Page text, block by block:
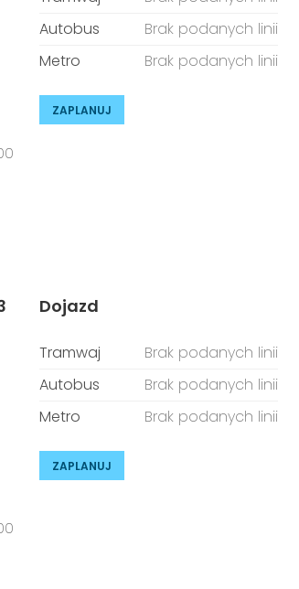
Autobus
Brak podanych linii
Metro
Brak podanych linii
ZAPLANUJ
Dojazd
Tramwaj
Brak podanych linii
Autobus
Brak podanych linii
Metro
Brak podanych linii
ZAPLANUJ